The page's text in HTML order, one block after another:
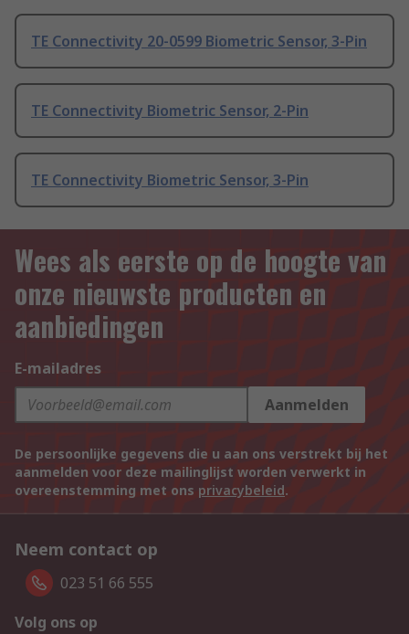
TE Connectivity 20-0599 Biometric Sensor, 3-Pin
TE Connectivity Biometric Sensor, 2-Pin
TE Connectivity Biometric Sensor, 3-Pin
Wees als eerste op de hoogte van
onze nieuwste producten en
aanbiedingen
E-mailadres
Aanmelden
De persoonlijke gegevens die u aan ons verstrekt bij het
aanmelden voor deze mailinglijst worden verwerkt in
overeenstemming met ons privacybeleid.
Neem contact op
023 51 66 555
Volg ons op